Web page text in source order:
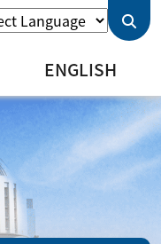
ENGLISH